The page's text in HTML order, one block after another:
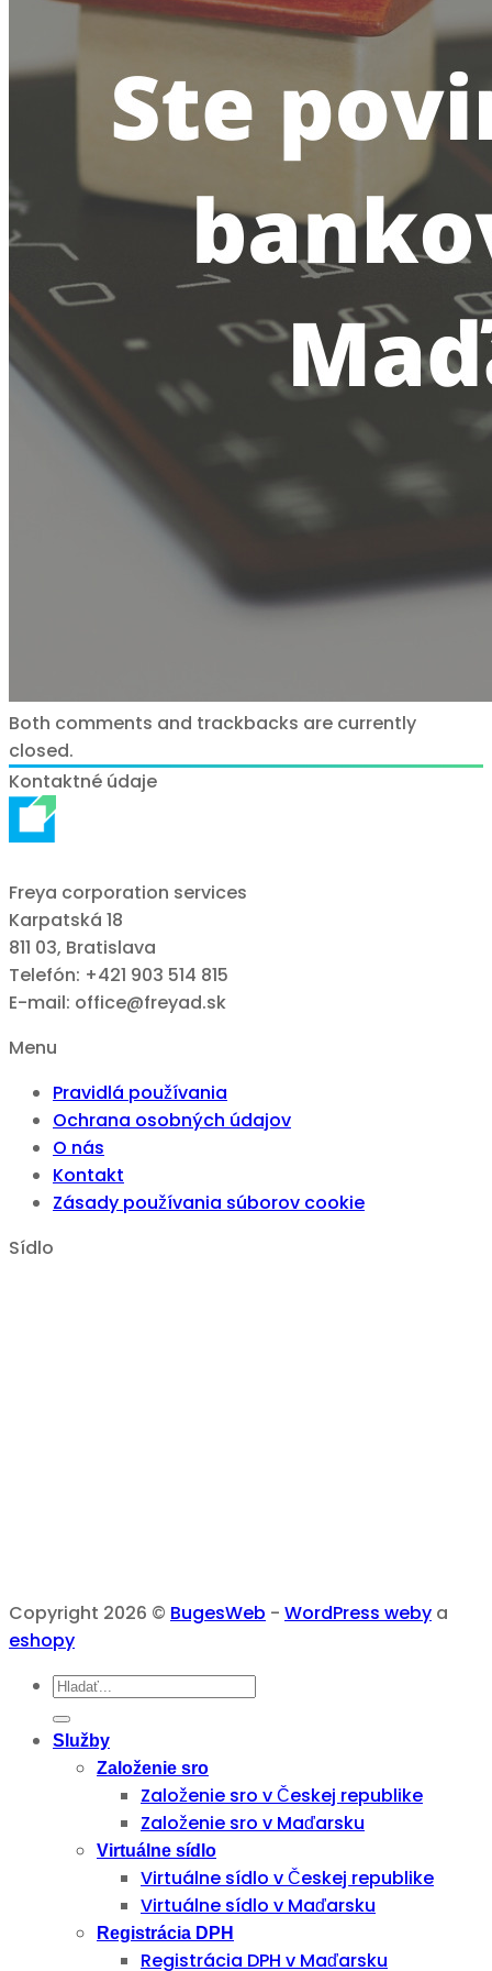
Virtuálne sídlo
Slovensko
Registrácia DPH
Maďarsko
bankového účtu
Maďarsko
Účtovníctvo
Slovensko
O nás
Kontakt
Both comments and trackbacks are currently
closed.
Kontaktné údaje
Freya corporation services
Karpatská 18
811 03, Bratislava
Telefón: +421 903 514 815
E-mail: office@freyad.sk
Menu
Pravidlá používania
Ochrana osobných údajov
O nás
Kontakt
Zásady používania súborov cookie
Sídlo
Copyright 2026 © BugesWeb - WordPress weby a
eshopy
Služby
Založenie sro
Založenie sro v Českej republike
Založenie sro v Maďarsku
Virtuálne sídlo
Virtuálne sídlo v Českej republike
Virtuálne sídlo v Maďarsku
Registrácia DPH
Registrácia DPH v Maďarsku